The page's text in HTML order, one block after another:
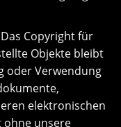
Copyright für
Objekte bleibt
oder Verwendung
elektronischen
ohne unsere